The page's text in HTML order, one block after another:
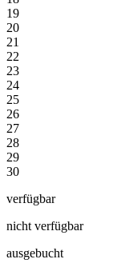
19
20
21
22
23
24
25
26
27
28
29
30
verfügbar
nicht verfügbar
ausgebucht